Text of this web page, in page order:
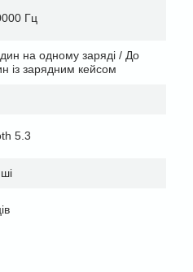
Гц
на одному заряді / До
із зарядним кейсом
5.3